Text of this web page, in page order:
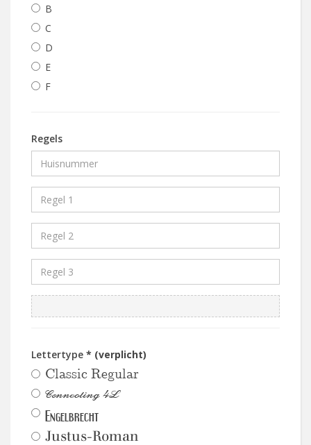
B
C
D
E
F
Regels
Lettertype * (verplicht)
Classic Regular
Connecting 4L
Engelbrecht
Justus-Roman